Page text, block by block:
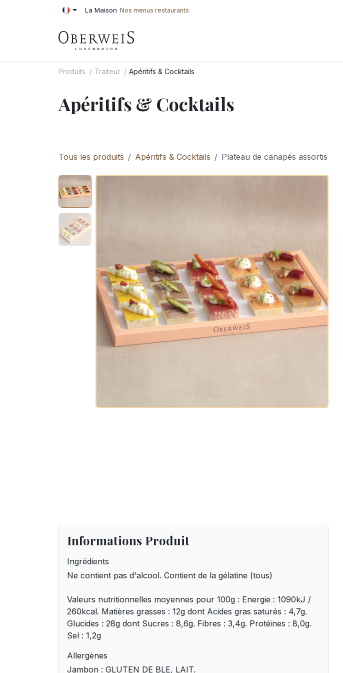
Se rendre au contenu La Maison Nos menus restaurants
Produits Traiteur Apéritifs & Cocktails
Apéritifs & Cocktails
Tous les produits Apéritifs & Cocktails Plateau de canapés assortis
Informations Produit
Ingrédients
Ne contient pas d'alcool. Contient de la gélatine (tous)
Valeurs nutritionnelles moyennes pour 100g : Energie : 1090kJ /
260kcal. Matières grasses : 12g dont Acides gras saturés : 4,7g.
Glucides : 28g dont Sucres : 8,6g. Fibres : 3,4g. Protéines : 8,0g.
Sel : 1,2g
Allergènes
Jambon : GLUTEN DE BLE, LAIT.